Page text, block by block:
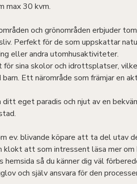
max 30 kvm.
och grönområden erbjuder
Perfekt för de som uppskattar
eller andra utomhusaktiviteter.
för sina skolor och idrottsplatser,
Ett närområde som främjar en
ditt eget paradis och njut av en
ev. blivande köpare att ta del utav
att som intressent läsa mer om
hemsida så du känner dig väl
och själv ansvara för den